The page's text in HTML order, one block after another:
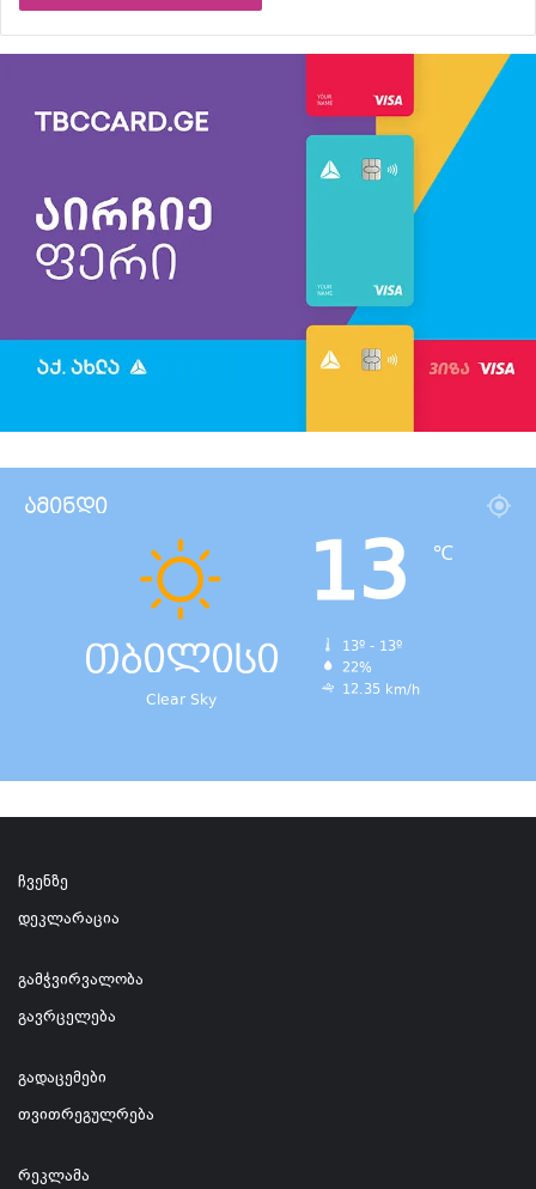
ამინდი
თბილისი
Clear Sky
13 ℃
13º - 13º
22%
12.35 km/h
ჩვენზე
დეკლარაცია
გამჭვირვალობა
გავრცელება
გადაცემები
თვითრეგულრება
რეკლამა